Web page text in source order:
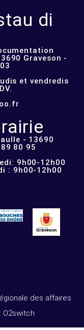
di
Graveson -
et vendredis
- 13690
89 80 95
9h00-12h00
: 9h00-12h00
des affaires
O2switch